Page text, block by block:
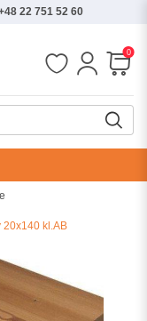
22 751 52 60
0
20x140 kl.AB